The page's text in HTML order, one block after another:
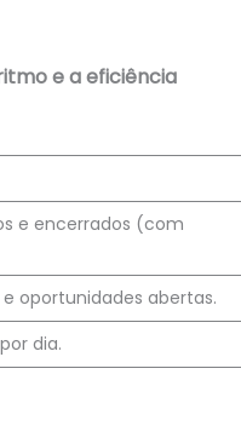
e a eficiência
e encerrados (com
oportunidades abertas.
dia.